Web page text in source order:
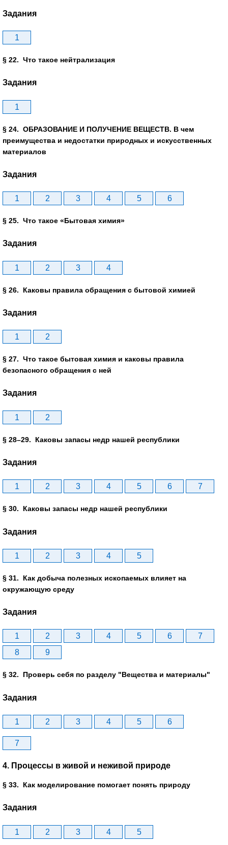
Задания
1
§ 22. Что такое нейтрализация
Задания
1
§ 24. ОБРАЗОВАНИЕ И ПОЛУЧЕНИЕ ВЕЩЕСТВ. В чем
преимущества и недостатки природных и искусственных
материалов
Задания
1 2 3 4 5 6
§ 25. Что такое «Бытовая химия»
Задания
1 2 3 4
§ 26. Каковы правила обращения с бытовой химией
Задания
1 2
§ 27. Что такое бытовая химия и каковы правила
безопасного обращения с ней
Задания
1 2
§ 28–29. Каковы запасы недр нашей республики
Задания
1 2 3 4 5 6 7
§ 30. Каковы запасы недр нашей республики
Задания
1 2 3 4 5
§ 31. Как добыча полезных ископаемых влияет на
окружающую среду
Задания
1 2 3 4 5 6
7
8
9
§ 32. Проверь себя по разделу "Вещества и материалы"
Задания
1 2 3 4 5 6
7
4. Процессы в живой и неживой природе
§ 33. Как моделирование помогает понять природу
Задания
1 2 3 4 5